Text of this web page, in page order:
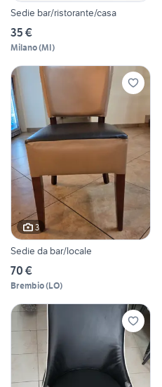
Sedie bar/ristorante/casa
35 €
Milano(MI)
3
Sedie da bar/locale
70 €
Brembio(LO)